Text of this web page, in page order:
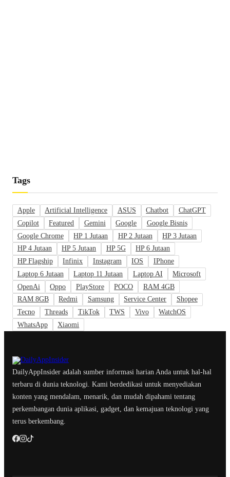
Tags
Apple Artificial Intelligence ASUS Chatbot
ChatGPT
Copilot
Featured Gemini Google
Google Bisnis
Google Chrome
HP 1 Jutaan HP 2 Jutaan
HP 3 Jutaan
HP 4 Jutaan
HP 5 Jutaan HP 5G
HP 6 Jutaan
HP Flagship
Infinix Instagram IOS
IPhone
Laptop 6 Jutaan
Laptop 11 Jutaan Laptop AI
Microsoft
OpenAi
Oppo PlayStore POCO
RAM 4GB
RAM 8GB
Redmi Samsung Service Center
Shopee
Tecno
Threads TikTok TWS Vivo
WatchOS
WhatsApp
Xiaomi
DailyAppInsider adalah sumber informasi harian Anda untuk hal-hal
terbaru di dunia teknologi. Kami berdedikasi untuk menyediakan
konten yang mendalam, menarik, dan mudah dipahami tentang
perkembangan dunia aplikasi, gadget, dan kemajuan teknologi yang
terus berkembang.